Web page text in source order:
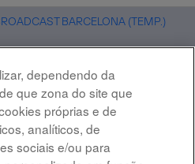
BARCELONA (TEMP.)
BARCELONA (TEMP.) 1
dependendo da
que zona do site que
próprias e de
analíticos, de
sociais e/ou para